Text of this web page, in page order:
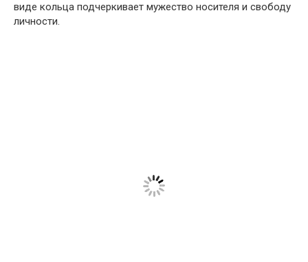
виде кольца подчеркивает мужество носителя и свободу
личности.